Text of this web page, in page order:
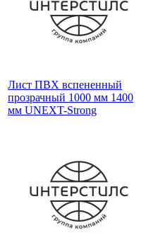
Лист ПВХ вспененный
прозрачный 1000 мм 1400
мм UNEXT-Strong